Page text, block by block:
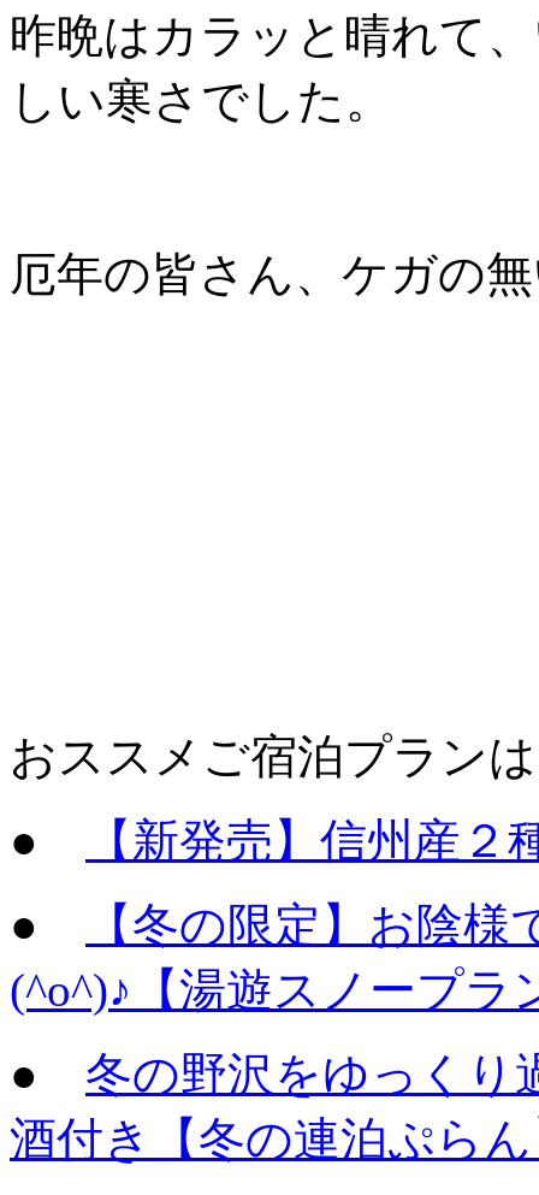
昨晩はカラッと晴れて
しい寒さでした。
厄年の皆さん、ケガの
おススメご宿泊プラン
●
【新発売】信州産
●
【冬の限定】お陰
(^o^)♪【湯遊スノープラ
● 冬の野沢をゆっくり
酒付き【冬の連泊ぷら